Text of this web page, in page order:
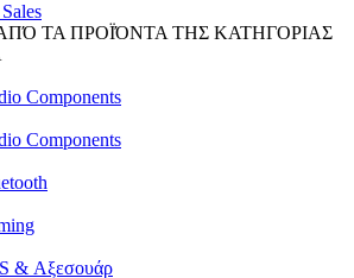
ΤΑ ΠΡΟΪΌΝΤΑ ΤΗΣ ΚΑΤΗΓΟΡΙΑΣ
Components
Components
& Αξεσουάρ